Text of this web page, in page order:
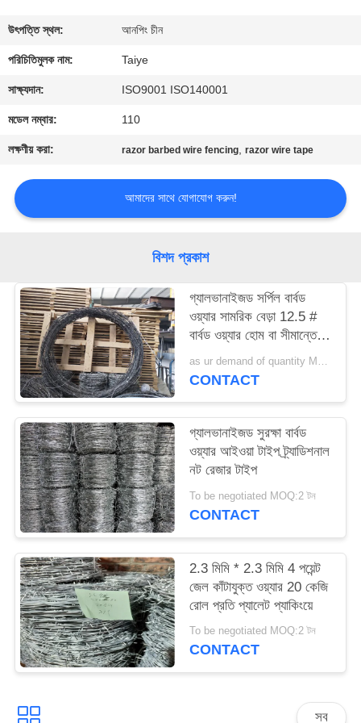
যোগাযোগ
করুন
খবর
উদ্ধৃতির
জন্য
সাইট
ম্যাপ
PRIVACY
POLICY
উৎপত্তি স্থল: আনপিং চীন
পরিচিতিমুলক নাম: Taiye
সাক্ষ্যদান: ISO9001 ISO140001
মডেল নম্বার: 110
লক্ষণীয় করা: razor barbed wire fencing,razor wire tape
আমাদের সাথে যোগাযোগ করুন!
বিশদ প্রকাশ
গ্যালভানাইজড সর্পিল বার্বড
ওয়্যার সামরিক বেড়া 12.5 #
বার্বড ওয়্যার হোম বা সীমান্তে
ব্যবহৃত হয়
as ur demand of quantity MOQ:15tonns
CONTACT
গ্যালভানাইজড সুরক্ষা বার্বড
ওয়্যার আইওয়া টাইপ ট্র্যাডিশনাল
নট রেজার টাইপ
To be negotiated MOQ:2 টন
CONTACT
2.3 মিমি * 2.3 মিমি 4 পয়েন্ট
জেল কাঁটাযুক্ত ওয়্যার 20 কেজি
রোল প্রতি প্যালেট প্যাকিংয়ে
To be negotiated MOQ:2 টন
CONTACT
সব